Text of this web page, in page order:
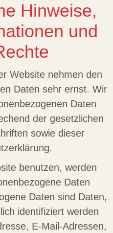
Hinweise,
und
Website nehmen den
Daten sehr ernst. Wir
Daten
der gesetzlichen
sowie dieser
benutzen, werden
Daten
Daten sind Daten,
identifiziert werden
E-Mail-Adressen,